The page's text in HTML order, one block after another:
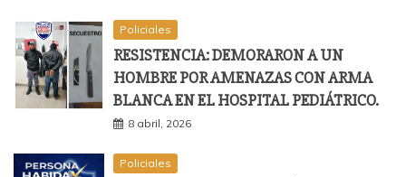
Policiales
RESISTENCIA: DEMORARON A UN
HOMBRE POR AMENAZAS CON ARMA
BLANCA EN EL HOSPITAL PEDIÁTRICO.
8 abril, 2026
Policiales